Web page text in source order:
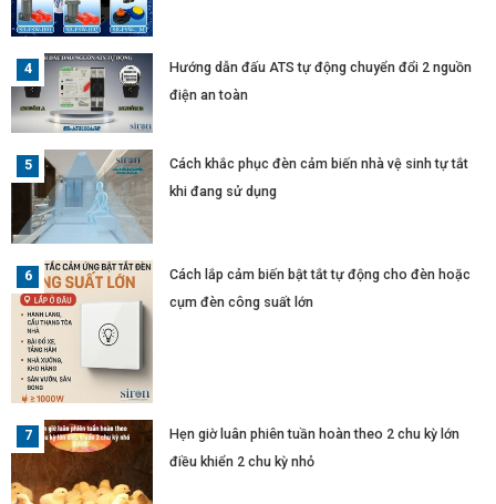
Hướng dẫn đấu ATS tự động chuyển đổi 2 nguồn
điện an toàn
Cách khắc phục đèn cảm biến nhà vệ sinh tự tắt
khi đang sử dụng
Cách lắp cảm biến bật tắt tự động cho đèn hoặc
cụm đèn công suất lớn
Hẹn giờ luân phiên tuần hoàn theo 2 chu kỳ lớn
điều khiển 2 chu kỳ nhỏ